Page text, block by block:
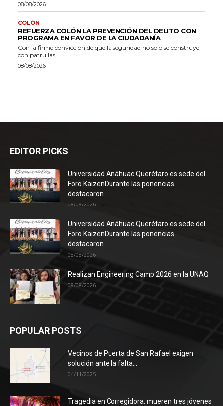
08/08/2026
COLÓN
REFUERZA COLÓN LA PREVENCIÓN DEL DELITO CON
PROGRAMA EN FAVOR DE LA CIUDADANÍA
Con la firme convicción de que la seguridad no solo se construye
con patrullas,...
08/08/2026
EDITOR PICKS
Universidad Anáhuac Querétaro es sede del
Foro KaizenDurante las ponencias
destacaron...
08/08/2026
Universidad Anáhuac Querétaro es sede del
Foro KaizenDurante las ponencias
destacaron...
08/08/2026
Realizan Engineering Camp 2026 en la UNAQ
08/08/2026
POPULAR POSTS
Vecinos de Puerta de San Rafael exigen
solución ante la falta...
04/11/2025
Tragedia en Corregidora: mueren tres jóvenes